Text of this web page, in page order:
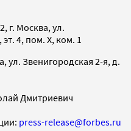
г. Москва, ул.
4, пом. X, ком. 1
ул. Звенигородская 2-я, д.
Дмитриевич
press-release@forbes.ru